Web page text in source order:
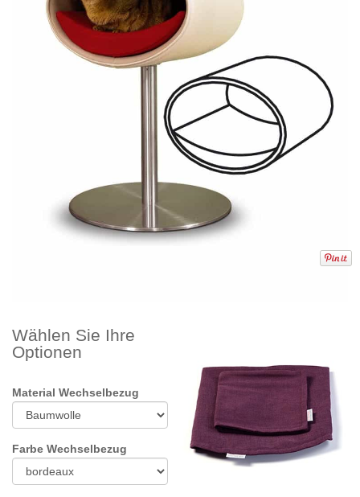
Wählen Sie Ihre
Optionen
Material Wechselbezug
Farbe Wechselbezug